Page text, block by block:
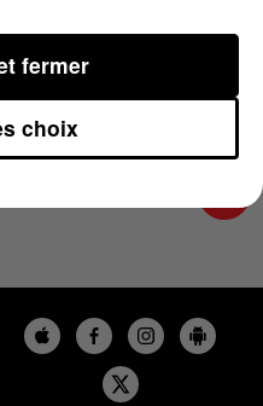
choix
fermer